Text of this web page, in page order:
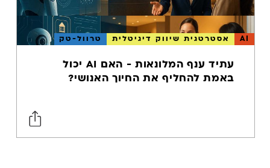
AI אסטרטגית שיווק דיגיטלית טרוול-טק
עתיד ענף המלונאות - האם AI יכול
באמת להחליף את החיוך האנושי?